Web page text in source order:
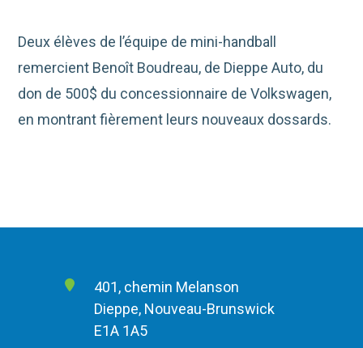
Deux élèves de l’équipe de mini-handball
remercient Benoît Boudreau, de Dieppe Auto, du
don de 500$ du concessionnaire de Volkswagen,
en montrant fièrement leurs nouveaux dossards.
401, chemin Melanson
Dieppe, Nouveau-Brunswick
E1A 1A5